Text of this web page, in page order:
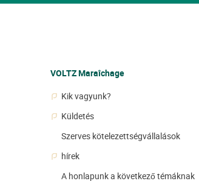
VOLTZ Maraîchage
Kik vagyunk?
Küldetés
Szerves kötelezettségvállalások
hírek
A honlapunk a következő témáknak